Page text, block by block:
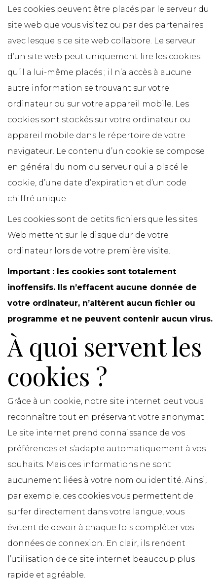
Les cookies peuvent être placés par le serveur du
site web que vous visitez ou par des partenaires
avec lesquels ce site web collabore. Le serveur
d’un site web peut uniquement lire les cookies
qu’il a lui-même placés ; il n’a accès à aucune
autre information se trouvant sur votre
ordinateur ou sur votre appareil mobile. Les
cookies sont stockés sur votre ordinateur ou
appareil mobile dans le répertoire de votre
navigateur. Le contenu d’un cookie se compose
en général du nom du serveur qui a placé le
cookie, d’une date d’expiration et d’un code
chiffré unique.
Les cookies sont de petits fichiers que les sites
Web mettent sur le disque dur de votre
ordinateur lors de votre première visite.
Important : les cookies sont totalement
inoffensifs. Ils n’effacent aucune donnée de
votre ordinateur, n’altèrent aucun fichier ou
programme et ne peuvent contenir aucun virus.
À quoi servent les
cookies ?
Grâce à un cookie, notre site internet peut vous
reconnaître tout en préservant votre anonymat.
Le site internet prend connaissance de vos
préférences et s’adapte automatiquement à vos
souhaits. Mais ces informations ne sont
aucunement liées à votre nom ou identité. Ainsi,
par exemple, ces cookies vous permettent de
surfer directement dans votre langue, vous
évitent de devoir à chaque fois compléter vos
données de connexion. En clair, ils rendent
l’utilisation de ce site internet beaucoup plus
rapide et agréable.